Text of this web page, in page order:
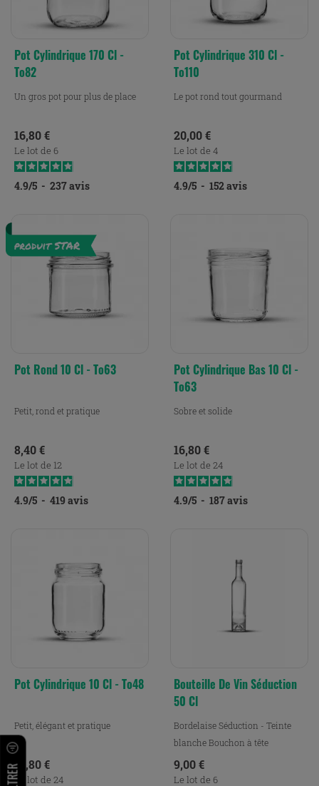
FILTRER
Pot Cylindrique 170 Cl -
To82
Un gros pot pour plus de place
Prix
16,80 €
Le lot de 6
4.9/5 - 237avis
Pot Cylindrique 310 Cl -
To110
Le pot rond tout gourmand
Prix
20,00 €
Le lot de 4
4.9/5 - 152avis
Pot Rond 10 Cl - To63
Petit, rond et pratique
Prix
8,40 €
Le lot de 12
4.9/5 - 419 avis
Pot Cylindrique Bas 10 Cl -
To63
Sobre et solide
Prix
16,80 €
Le lot de 24
4.9/5 - 187avis
Pot Cylindrique 10 Cl - To48
Petit, élégant et pratique
Prix
16,80 €
Le lot de 24
Bouteille De Vin Séduction
50 Cl
Bordelaise Séduction - Teinte
blanche Bouchon à tête
Prix
9,00 €
Le lot de 6